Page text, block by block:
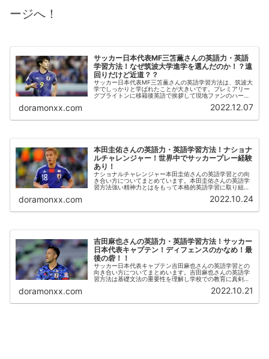
ージへ！
サッカー日本代表MF三笘薫さんの英語力・英語
学習方法！なぜ筑波大学進学を選んだのか！？遠
回りだけど近道？？
サッカー日本代表MF三笘薫さんの英語学習方法は、筑波大
学でしっかりと学ばれたことが大きいです。プレミアリー
グブライトンに移籍後英語で挨拶して現地ファンのハート
をがっちりつかみます。コミュニケーションの重要性を理
解してピッチ上で活躍されています。なぜ筑波大学進学を
doramonxx.com 2022.12.07
本田圭佑さんの英語力・英語学習方法！ナショナ
ルチャレンジャー！世界中でサッカープレー経験
あり！
ナショナルチャレンジャー本田圭佑さんの英語学習との向
き合い方についてまとめています。本田圭佑さんの英語学
習方法強い精神力とはをもって本格的英語学習に取り組ん
doramonxx.com 2022.10.24
吉田麻也さんの英語力・英語学習方法！サッカー
日本代表キャプテン！ディフェンスのかなめ！最
後の砦！！
サッカー日本代表キャプテン吉田麻也さんの英語学習との
向き合い方についてまとめいます。吉田麻也さんの英語学
習方法は基礎文法の重要性を理解し学校での教育に真剣に
を行ったチャンスは逃さない学習姿勢でのぞんだ
doramonxx.com 2022.10.21